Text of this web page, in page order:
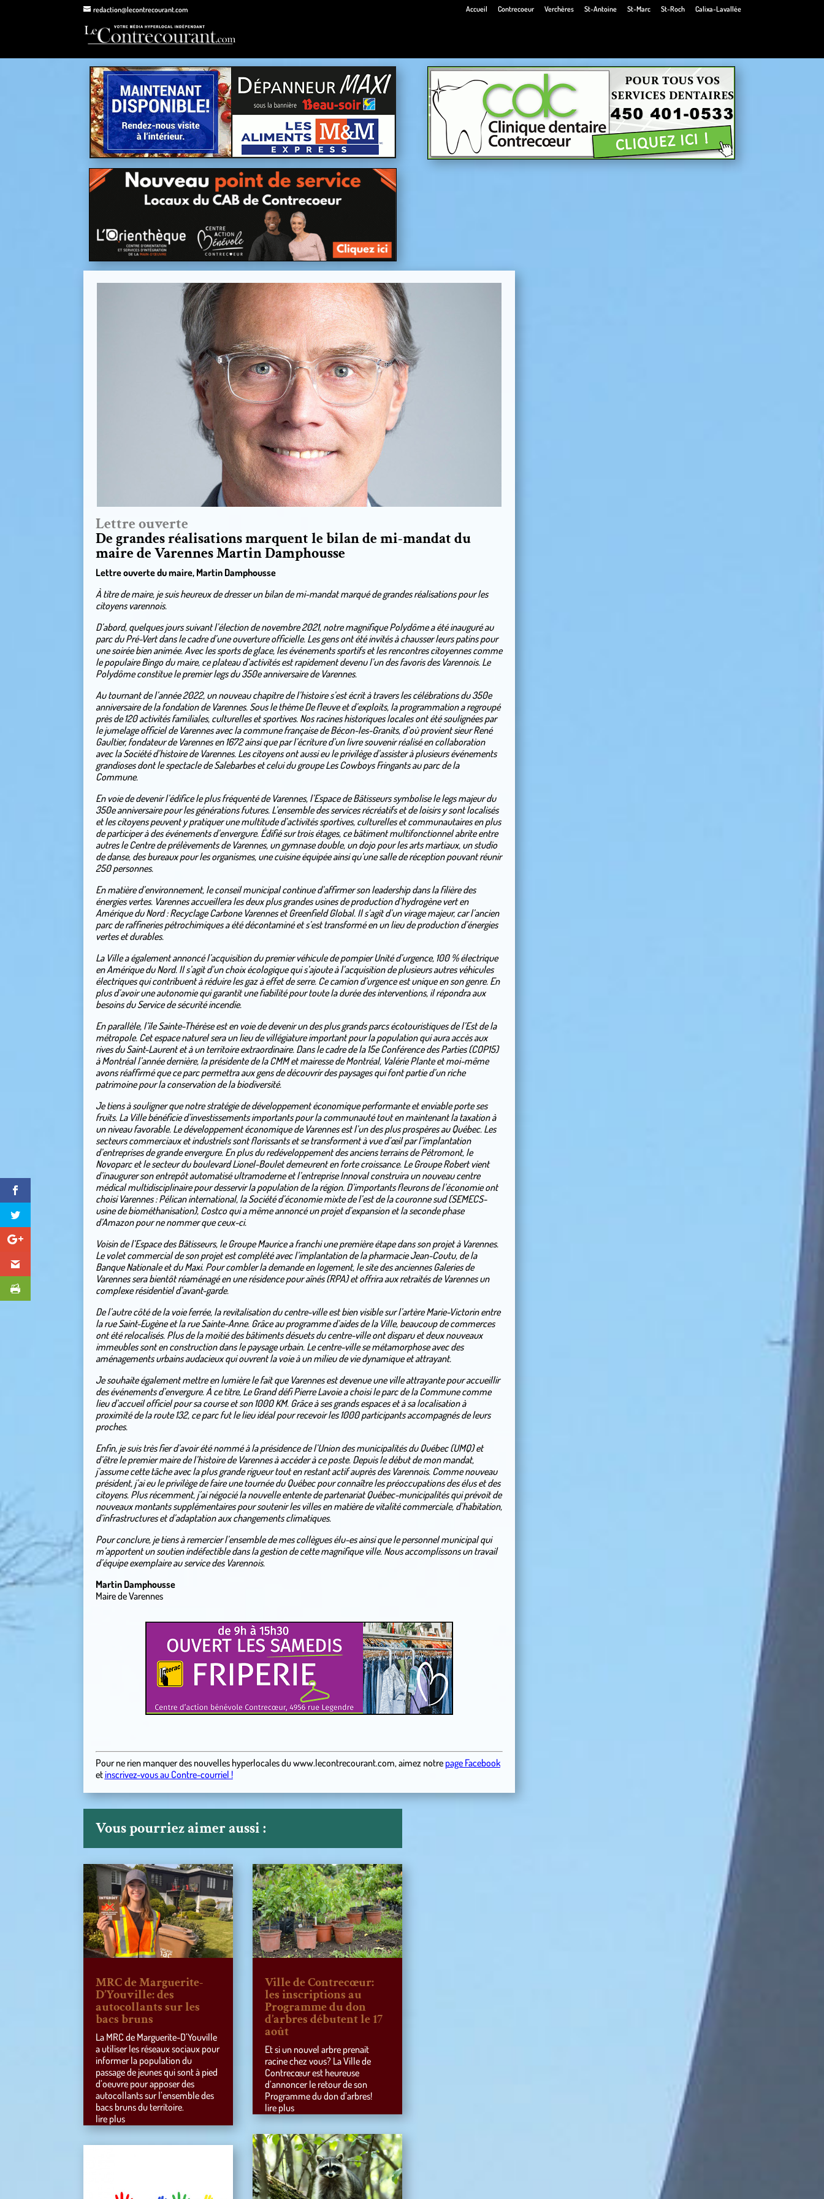
redaction@lecontrecourant.com Accueil Contrecoeur Verchères St-Antoine St-Marc St-Roch Calixa-Lavallée
Lettre ouverte
De grandes réalisations marquent le bilan de mi-mandat du
maire de Varennes Martin Damphousse
Lettre ouverte du maire, Martin Damphousse
À titre de maire, je suis heureux de dresser un bilan de mi-mandat marqué de grandes réalisations pour les
citoyens varennois.
D’abord, quelques jours suivant l’élection de novembre 2021, notre magnifique Polydôme a été inauguré au
parc du Pré-Vert dans le cadre d’une ouverture officielle. Les gens ont été invités à chausser leurs patins pour
une soirée bien animée. Avec les sports de glace, les événements sportifs et les rencontres citoyennes comme
le populaire Bingo du maire, ce plateau d’activités est rapidement devenu l’un des favoris des Varennois. Le
Polydôme constitue le premier legs du 350e anniversaire de Varennes.
Au tournant de l’année 2022, un nouveau chapitre de l’histoire s’est écrit à travers les célébrations du 350e
anniversaire de la fondation de Varennes. Sous le thème De fleuve et d’exploits, la programmation a regroupé
près de 120 activités familiales, culturelles et sportives. Nos racines historiques locales ont été soulignées par
le jumelage officiel de Varennes avec la commune française de Bécon-les-Granits, d’où provient sieur René
Gaultier, fondateur de Varennes en 1672 ainsi que par l’écriture d’un livre souvenir réalisé en collaboration
avec la Société d’histoire de Varennes. Les citoyens ont aussi eu le privilège d’assister à plusieurs événements
grandioses dont le spectacle de Salebarbes et celui du groupe Les Cowboys Fringants au parc de la
Commune.
En voie de devenir l’édifice le plus fréquenté de Varennes, l’Espace de Bâtisseurs symbolise le legs majeur du
350e anniversaire pour les générations futures. L’ensemble des services récréatifs et de loisirs y sont localisés
et les citoyens peuvent y pratiquer une multitude d’activités sportives, culturelles et communautaires en plus
de participer à des événements d’envergure. Édifié sur trois étages, ce bâtiment multifonctionnel abrite entre
autres le Centre de prélèvements de Varennes, un gymnase double, un dojo pour les arts martiaux, un studio
de danse, des bureaux pour les organismes, une cuisine équipée ainsi qu’une salle de réception pouvant réunir
250 personnes.
En matière d’environnement, le conseil municipal continue d’affirmer son leadership dans la filière des
énergies vertes. Varennes accueillera les deux plus grandes usines de production d’hydrogène vert en
Amérique du Nord : Recyclage Carbone Varennes et Greenfield Global. Il s’agit d’un virage majeur, car l’ancien
parc de raffineries pétrochimiques a été décontaminé et s’est transformé en un lieu de production d’énergies
vertes et durables.
La Ville a également annoncé l’acquisition du premier véhicule de pompier Unité d’urgence, 100 % électrique
en Amérique du Nord. Il s’agit d’un choix écologique qui s’ajoute à l’acquisition de plusieurs autres véhicules
électriques qui contribuent à réduire les gaz à effet de serre. Ce camion d’urgence est unique en son genre. En
plus d’avoir une autonomie qui garantit une fiabilité pour toute la durée des interventions, il répondra aux
besoins du Service de sécurité incendie.
En parallèle, l’île Sainte-Thérèse est en voie de devenir un des plus grands parcs écotouristiques de l’Est de la
métropole. Cet espace naturel sera un lieu de villégiature important pour la population qui aura accès aux
rives du Saint-Laurent et à un territoire extraordinaire. Dans le cadre de la 15e Conférence des Parties (COP15)
à Montréal l’année dernière, la présidente de la CMM et mairesse de Montréal, Valérie Plante et moi-même
avons réaffirmé que ce parc permettra aux gens de découvrir des paysages qui font partie d’un riche
patrimoine pour la conservation de la biodiversité.
Je tiens à souligner que notre stratégie de développement économique performante et enviable porte ses
fruits. La Ville bénéficie d’investissements importants pour la communauté tout en maintenant la taxation à
un niveau favorable. Le développement économique de Varennes est l’un des plus prospères au Québec. Les
secteurs commerciaux et industriels sont florissants et se transforment à vue d’œil par l’implantation
d’entreprises de grande envergure. En plus du redéveloppement des anciens terrains de Pétromont, le
Novoparc et le secteur du boulevard Lionel-Boulet demeurent en forte croissance. Le Groupe Robert vient
d’inaugurer son entrepôt automatisé ultramoderne et l’entreprise Innoval construira un nouveau centre
médical multidisciplinaire pour desservir la population de la région. D’importants fleurons de l’économie ont
choisi Varennes : Pélican international, la Société d’économie mixte de l’est de la couronne sud (SEMECS-
usine de biométhanisation), Costco qui a même annoncé un projet d’expansion et la seconde phase
d’Amazon pour ne nommer que ceux-ci.
Voisin de l’Espace des Bâtisseurs, le Groupe Maurice a franchi une première étape dans son projet à Varennes.
Le volet commercial de son projet est complété avec l’implantation de la pharmacie Jean-Coutu, de la
Banque Nationale et du Maxi. Pour combler la demande en logement, le site des anciennes Galeries de
Varennes sera bientôt réaménagé en une résidence pour aînés (RPA) et offrira aux retraités de Varennes un
complexe résidentiel d’avant-garde.
De l’autre côté de la voie ferrée, la revitalisation du centre-ville est bien visible sur l’artère Marie-Victorin entre
la rue Saint-Eugène et la rue Sainte-Anne. Grâce au programme d’aides de la Ville, beaucoup de commerces
ont été relocalisés. Plus de la moitié des bâtiments désuets du centre-ville ont disparu et deux nouveaux
immeubles sont en construction dans le paysage urbain. Le centre-ville se métamorphose avec des
aménagements urbains audacieux qui ouvrent la voie à un milieu de vie dynamique et attrayant.
Je souhaite également mettre en lumière le fait que Varennes est devenue une ville attrayante pour accueillir
des événements d’envergure. À ce titre, Le Grand défi Pierre Lavoie a choisi le parc de la Commune comme
lieu d’accueil officiel pour sa course et son 1000 KM. Grâce à ses grands espaces et à sa localisation à
proximité de la route 132, ce parc fut le lieu idéal pour recevoir les 1000 participants accompagnés de leurs
proches.
Enfin, je suis très fier d’avoir été nommé à la présidence de l’Union des municipalités du Québec (UMQ) et
d’être le premier maire de l’histoire de Varennes à accéder à ce poste. Depuis le début de mon mandat,
j’assume cette tâche avec la plus grande rigueur tout en restant actif auprès des Varennois. Comme nouveau
président, j’ai eu le privilège de faire une tournée du Québec pour connaître les préoccupations des élus et des
citoyens. Plus récemment, j’ai négocié la nouvelle entente de partenariat Québec-municipalités qui prévoit de
nouveaux montants supplémentaires pour soutenir les villes en matière de vitalité commerciale, d’habitation,
d’infrastructures et d’adaptation aux changements climatiques.
Pour conclure, je tiens à remercier l’ensemble de mes collègues élu-es ainsi que le personnel municipal qui
m’apportent un soutien indéfectible dans la gestion de cette magnifique ville. Nous accomplissons un travail
d’équipe exemplaire au service des Varennois.
Martin Damphousse
Maire de Varennes
Pour ne rien manquer des nouvelles hyperlocalesduwww.lecontrecourant.com,aimez notre page Facebook
etinscrivez-vous au Contre-courriel !
Vous pourriez aimer aussi :
MRC de Marguerite-
D’Youville: des
autocollants sur les
bacs bruns
La MRC de Marguerite-D’Youville
a utiliser les réseaux sociaux pour
informer la population du
passage de jeunes qui sont à pied
d’oeuvre pour apposer des
autocollants sur l’ensemble des
bacs bruns du territoire.
lire plus
Ville de Contrecœur:
les inscriptions au
Programme du don
d’arbres débutent le 17
août
Et si un nouvel arbre prenait
racine chez vous? La Ville de
Contrecœur est heureuse
d’annoncer le retour de son
Programme du don d’arbres!
lire plus